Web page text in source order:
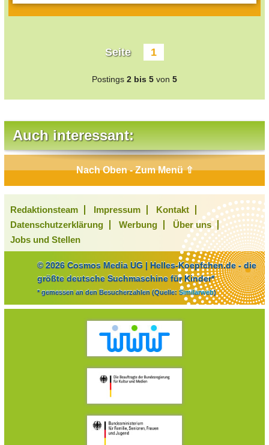
Seite 1
Postings 2 bis 5 von 5
Auch interessant:
Nach Oben - Zum Menü ⇧
Redaktionsteam Impressum
Kontakt
Datenschutzerklärung
Werbung
Über uns
Jobs und Stellen
© 2026 Cosmos Media UG | Helles-Koepfchen.de - die
größte deutsche Suchmaschine für Kinder*
* gemessen an den Besucherzahlen (Quelle: Similarweb)